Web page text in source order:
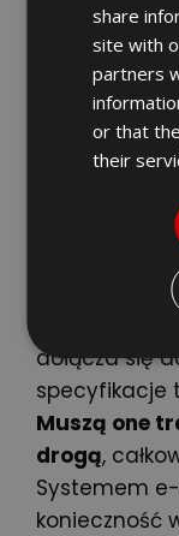
Kolejnym
zawartość.
wyłącznie
które nie
strukturze e-
ilości czy
miejsca na
gwarancji
Co zatem z
dołącza się
specyfikacje
Muszą one
drogą,
Systemem
konieczność
share
site with
partners
or that
their